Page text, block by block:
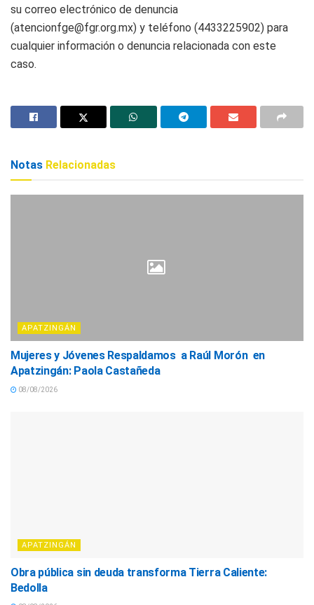
su correo electrónico de denuncia
(atencionfge@fgr.org.mx) y teléfono (4433225902) para
cualquier información o denuncia relacionada con este
caso.
Notas Relacionadas
APATZINGÁN
Mujeres y Jóvenes Respaldamos a Raúl Morón en
Apatzingán: Paola Castañeda
08/08/2026
APATZINGÁN
Obra pública sin deuda transforma Tierra Caliente:
Bedolla